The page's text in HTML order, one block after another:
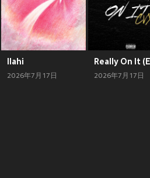
Ilahi
2026年7月17日 2026年7月17日